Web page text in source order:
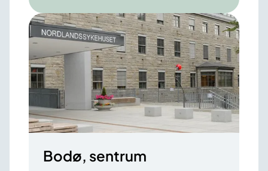
Bodø, sentrum